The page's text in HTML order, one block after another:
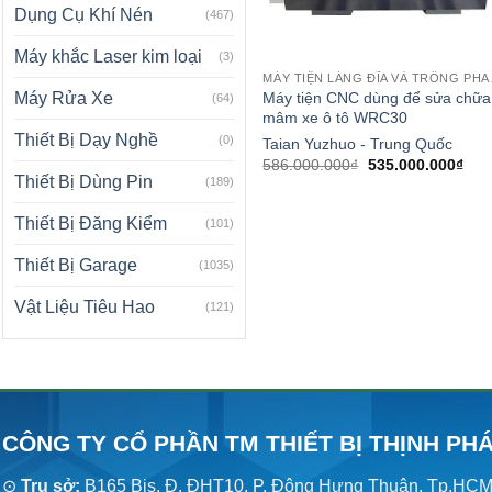
Dụng Cụ Khí Nén (467)
Máy khắc Laser kim loại (3)
Máy Rửa Xe (64)
Thiết Bị Dạy Nghề (0)
Thiết Bị Dùng Pin (189)
Thiết Bị Đăng Kiểm (101)
Thiết Bị Garage (1035)
Vật Liệu Tiêu Hao (121)
Máy tiện CNC dùng để sửa chữa
mâm xe ô tô WRC30
Taian Yuzhuo - Trung Quốc
586.000.000₫ Giá
535.000.000₫Giá
CÔNG TY CỔ PHẦN TM THIẾT BỊ THỊNH
⊙ Trụ sở: B165 Bis, Đ. ĐHT10, P. Đông Hưng Thuận, Tp.HCM